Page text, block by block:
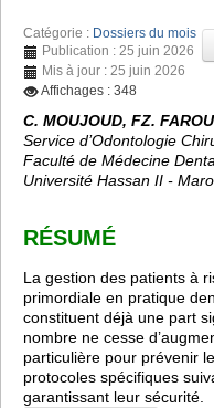
Catégorie : Dossiers du mois
Publication : 25 juin 2026
Mis à jour : 25 juin 2026
Affichages : 348
C. MOUJOUD, FZ.
Service d’Odontologie
Faculté de Médecine
Université Hassan II -
RÉSUMÉ
La gestion des patients à
primordiale en pratique
constituent déjà une part
nombre ne cesse
particulière pour prévenir
protocoles spécifiques
garantissant leur sécurité.